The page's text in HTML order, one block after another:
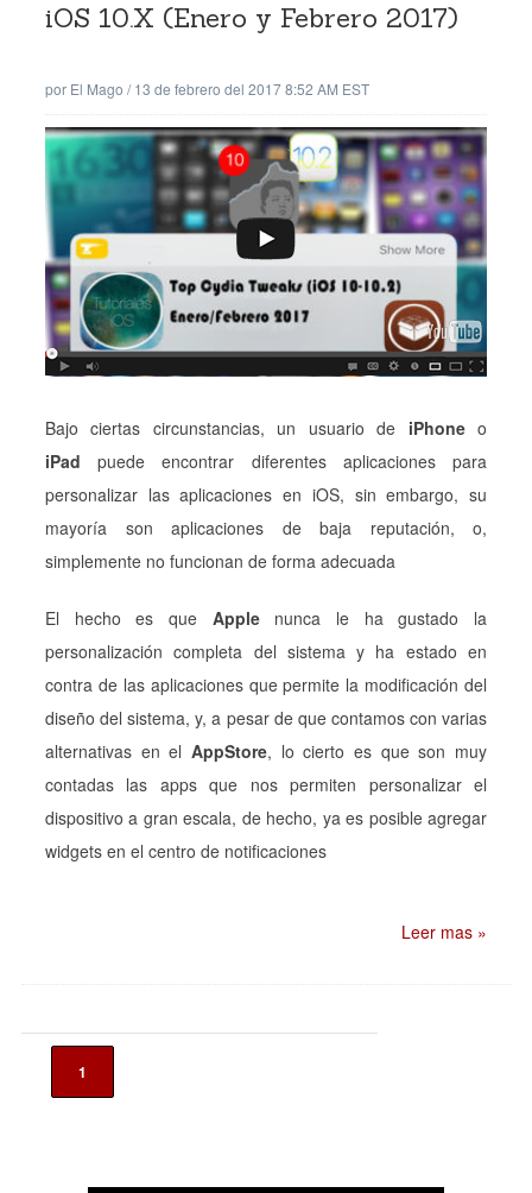
iOS 10.X (Enero y Febrero 2017)
por El Mago /13 de febrero del 2017 8:52 AM EST
Bajo ciertas circunstancias, un usuario de iPhoneo
iPad puede encontrar diferentes aplicaciones para
personalizar las aplicaciones en iOS, sin embargo, su
mayoría son aplicaciones de baja reputación, o,
simplemente no funcionan de forma adecuada
El hecho es que Applenunca le ha gustado la
personalización completa del sistema y ha estado en
contra de las aplicaciones que permite la modificación del
diseño del sistema, y, a pesar de que contamos con varias
alternativas en el AppStore, lo cierto es que son muy
contadas las apps que nos permiten personalizar el
dispositivo a gran escala, de hecho, ya es posible agregar
widgets en el centro de notificaciones
Leer mas »
1